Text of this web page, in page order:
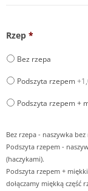
Rzep *
Bez rzepa
Podszyta rzepem
Podszyta rzepem +
Bez rzepa - naszywka
Podszyta rzepem -
(haczykami).
Podszyta rzepem +
dołączamy miękką część